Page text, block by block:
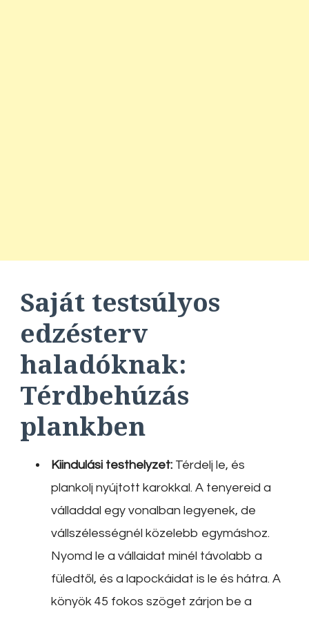
Saját testsúlyos
edzésterv
haladóknak:
Térdbehúzás
plankben
Kiindulási testhelyzet: Térdelj le, és
plankolj nyújtott karokkal. A tenyereid a
válladdal egy vonalban legyenek, de
vállszélességnél közelebb egymáshoz.
Nyomd le a vállaidat minél távolabb a
füledtől, és a lapockáidat is le és hátra. A
könyök 45 fokos szöget zárjon be a